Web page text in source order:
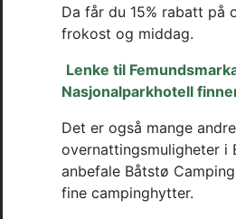
Da får du 15% rabatt på
frokost og middag.
Lenke til
Nasjonalparkhotell
Det er også mange
overnattingsmuligheter i
anbefale Båtstø
fine campinghytter.